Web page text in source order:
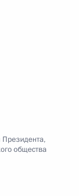
Президента,
общества